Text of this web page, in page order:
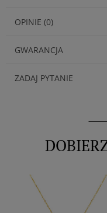
OPINIE (0)
GWARANCJA
ZADAJ PYTANIE